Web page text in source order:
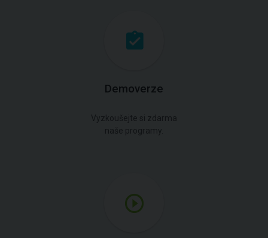
Demoverze
Vyzkoušejte si zdarma
naše programy.